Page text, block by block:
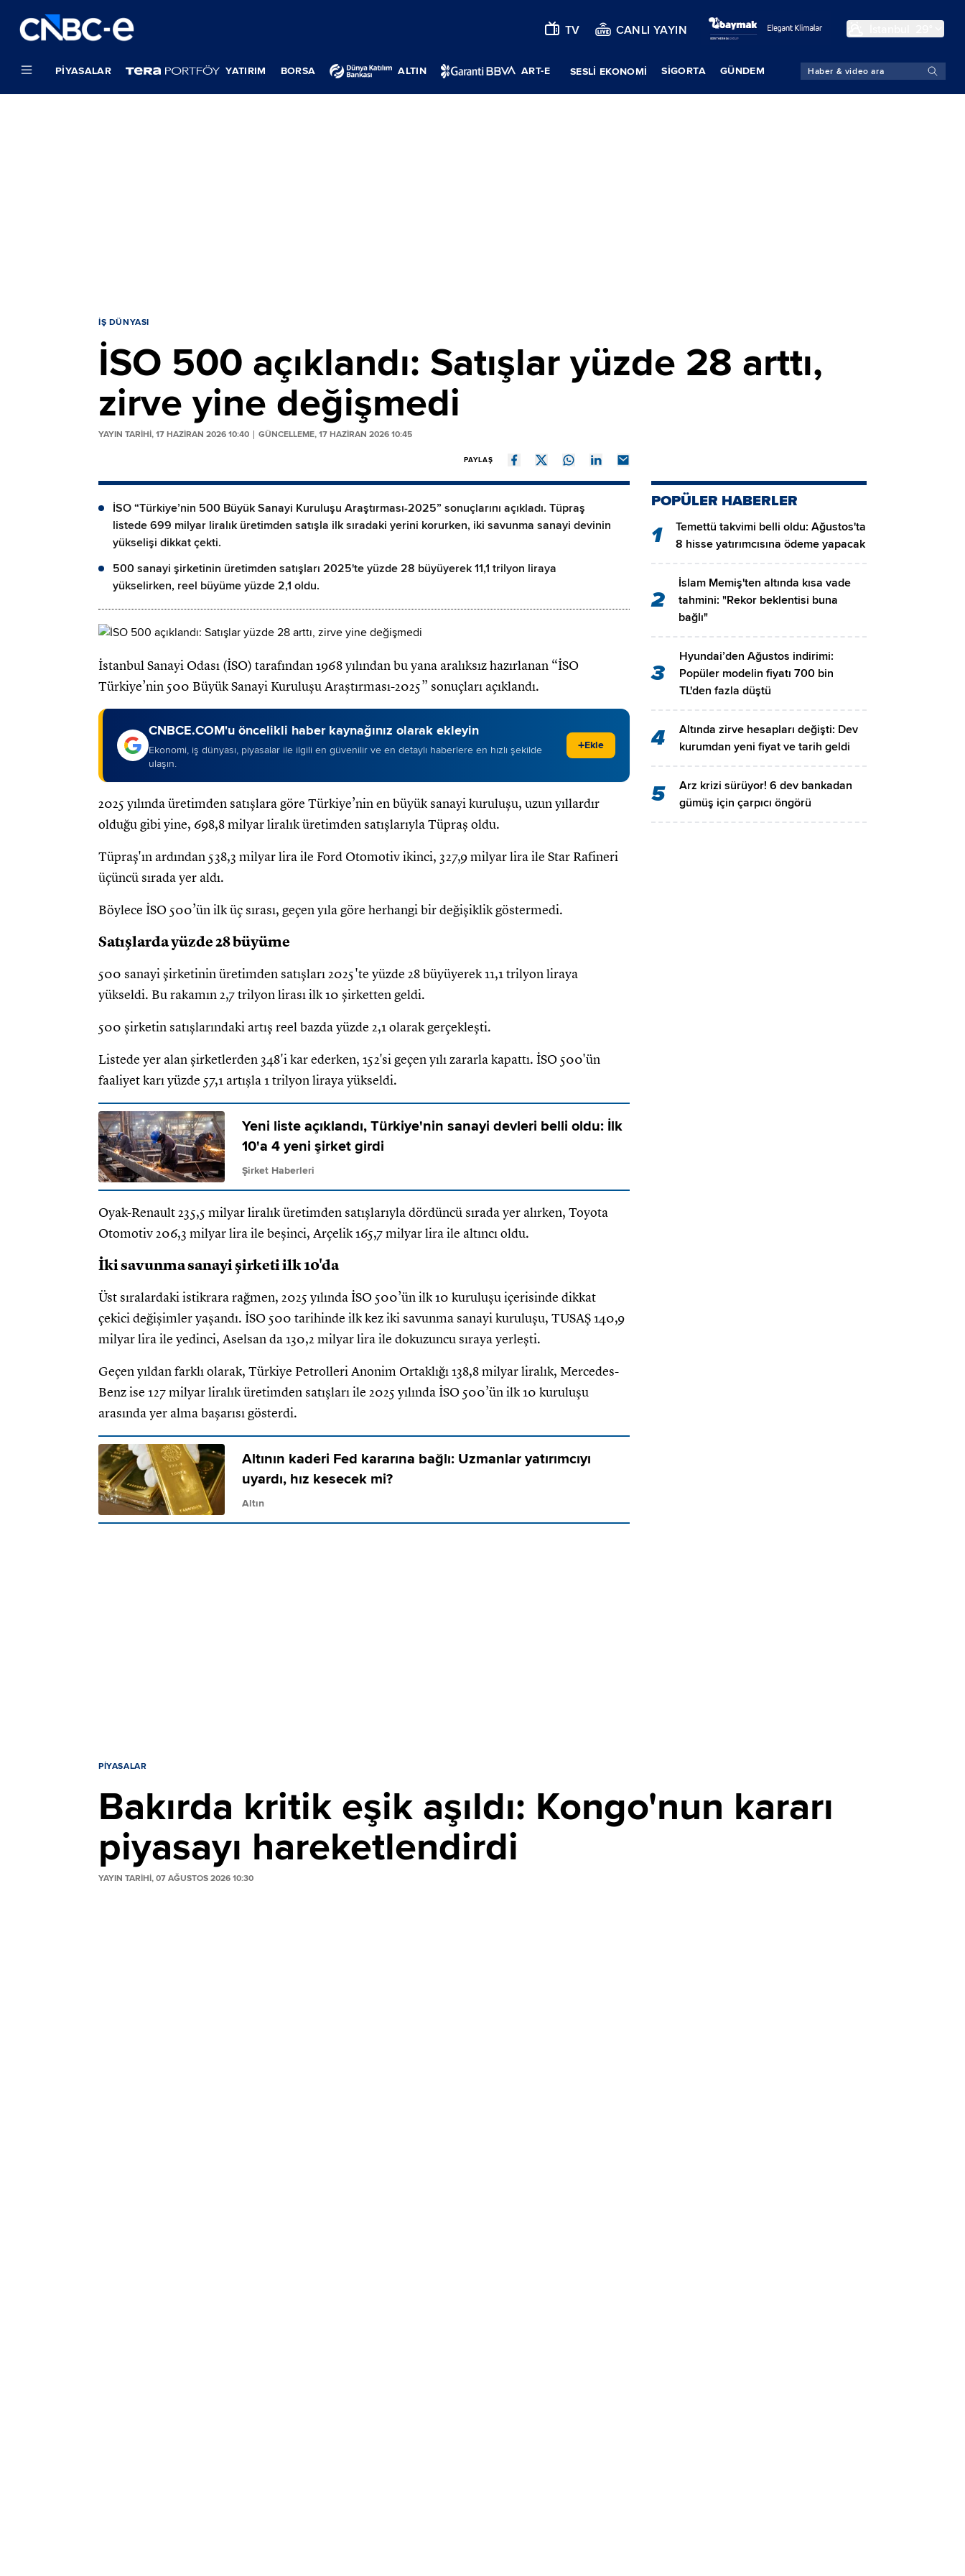
TV CANLI YAYIN
PIYASALAR YATIRIM BORSA ALTIN ART-E SESLİ EKONOMİ SIGORTA GÜNDEM
İŞ DÜNYASI
İSO 500 açıklandı: Satışlar yüzde 28 arttı,
zirve yine değişmedi
YAYIN TARİHİ, 17 HAZIRAN 2026 10:40 GÜNCELLEME, 17 HAZIRAN 2026 10:45
PAYLAŞ
İSO “Türkiye’nin 500 Büyük Sanayi Kuruluşu Araştırması-2025” sonuçlarını açıkladı. Tüpraş
listede 699 milyar liralık üretimden satışla ilk sıradaki yerini korurken, iki savunma sanayi devinin
yükselişi dikkat çekti.
500 sanayi şirketinin üretimden satışları 2025'te yüzde 28 büyüyerek 11,1 trilyon liraya
yükselirken, reel büyüme yüzde 2,1 oldu.
İstanbul Sanayi Odası (İSO) tarafından 1968 yılından bu yana aralıksız hazırlanan “İSO
Türkiye’nin 500 Büyük Sanayi Kuruluşu Araştırması-2025” sonuçları açıklandı.
CNBCE.COM'u öncelikli haber kaynağınız olarak ekleyin
Ekonomi, iş dünyası, piyasalar ile ilgili en güvenilir ve en detaylı haberlere en hızlı şekilde
ulaşın.
+Ekle
2025 yılında üretimden satışlara göre Türkiye’nin en büyük sanayi kuruluşu, uzun yıllardır
olduğu gibi yine, 698,8 milyar liralık üretimden satışlarıyla Tüpraş oldu.
Tüpraş'ın ardından 538,3 milyar lira ile Ford Otomotiv ikinci, 327,9 milyar lira ile Star Rafineri
üçüncü sırada yer aldı.
Böylece İSO 500’ün ilk üç sırası, geçen yıla göre herhangi bir değişiklik göstermedi.
Satışlarda yüzde 28 büyüme
500 sanayi şirketinin üretimden satışları 2025'te yüzde 28 büyüyerek 11,1 trilyon liraya
yükseldi. Bu rakamın 2,7 trilyon lirası ilk 10 şirketten geldi.
500 şirketin satışlarındaki artış reel bazda yüzde 2,1 olarak gerçekleşti.
Listede yer alan şirketlerden 348'i kar ederken, 152'si geçen yılı zararla kapattı. İSO 500'ün
faaliyet karı yüzde 57,1 artışla 1 trilyon liraya yükseldi.
Yeni liste açıklandı, Türkiye'nin sanayi devleri belli oldu: İlk
10'a 4 yeni şirket girdi
Şirket Haberleri
Oyak-Renault 235,5 milyar liralık üretimden satışlarıyla dördüncü sırada yer alırken, Toyota
Otomotiv 206,3 milyar lira ile beşinci, Arçelik 165,7 milyar lira ile altıncı oldu.
İki savunma sanayi şirketi ilk 10'da
Üst sıralardaki istikrara rağmen, 2025 yılında İSO 500’ün ilk 10 kuruluşu içerisinde dikkat
çekici değişimler yaşandı. İSO 500 tarihinde ilk kez iki savunma sanayi kuruluşu, TUSAŞ 140,9
milyar lira ile yedinci, Aselsan da 130,2 milyar lira ile dokuzuncu sıraya yerleşti.
Geçen yıldan farklı olarak, Türkiye Petrolleri Anonim Ortaklığı 138,8 milyar liralık, Mercedes-
Benz ise 127 milyar liralık üretimden satışları ile 2025 yılında İSO 500’ün ilk 10 kuruluşu
arasında yer alma başarısı gösterdi.
Altının kaderi Fed kararına bağlı: Uzmanlar yatırımcıyı
uyardı, hız kesecek mi?
Altın
POPÜLER HABERLER
1
Temettü takvimi belli oldu: Ağustos'ta
8 hisse yatırımcısına ödeme yapacak
2
İslam Memiş'ten altında kısa vade
tahmini: "Rekor beklentisi buna
bağlı"
3
Hyundai’den Ağustos indirimi:
Popüler modelin fiyatı 700 bin
TL'den fazla düştü
4
Altında zirve hesapları değişti: Dev
kurumdan yeni fiyat ve tarih geldi
5
Arz krizi sürüyor! 6 dev bankadan
gümüş için çarpıcı öngörü
PIYASALAR
Bakırda kritik eşik aşıldı: Kongo'nun kararı
piyasayı hareketlendirdi
YAYIN TARİHİ, 07 AĞUSTOS 2026 10:30